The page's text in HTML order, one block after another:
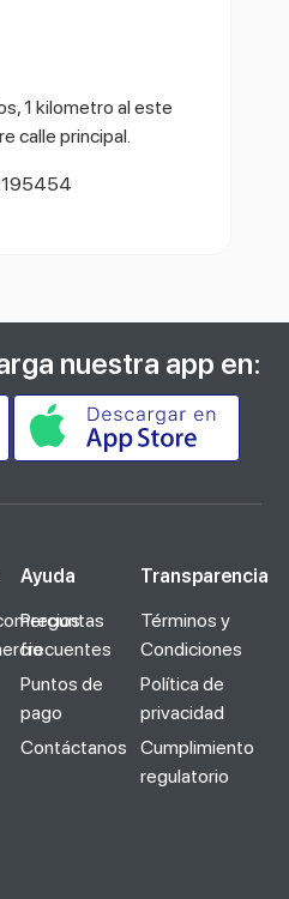
1 kilometro al este
calle principal.
nuestra app en:
Ayuda
Preguntas
frecuentes
Puntos de
pago
Contáctanos
Transparencia
Términos y
Condiciones
Política de
privacidad
Cumplimiento
regulatorio